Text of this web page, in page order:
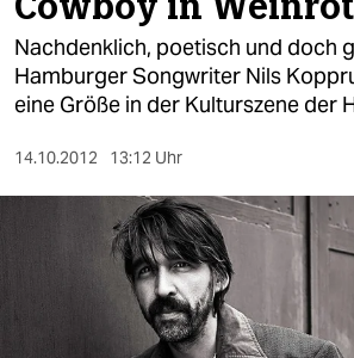
politik
öko
nord
Nachdenklich, poetisch und doch
Hamburger Songwriter Nils
eine Größe in der Kulturszene der
14.10.2012 13:12 Uhr